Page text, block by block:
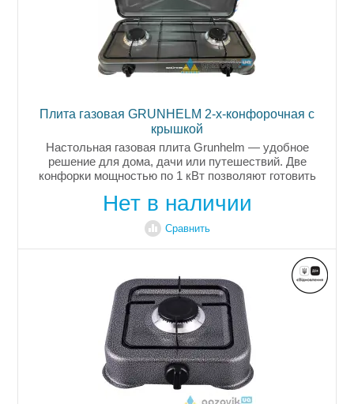
Плита газовая GRUNHELM 2-х-конфорочная с
крышкой
Настольная газовая плита Grunhelm — удобное
решение для дома, дачи или путешествий. Две
конфорки мощностью по 1 кВт позволяют готовить
пламени обеспечивает точный контроль...
Нет в наличии
Сравнить